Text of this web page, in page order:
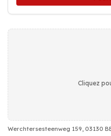
Cliquez
Werchtersesteenweg 159, 03130